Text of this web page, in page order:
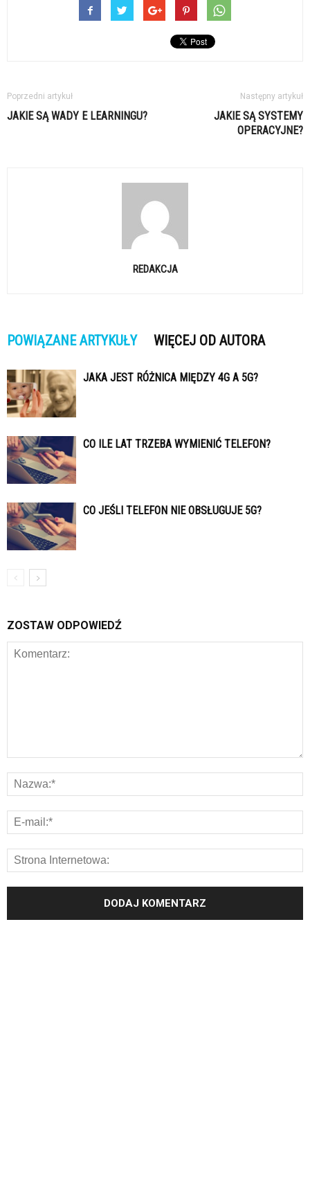
Poprzedni artykuł
JAKIE SĄ WADY E LEARNINGU?
Następny artykuł
JAKIE SĄ SYSTEMY
OPERACYJNE?
REDAKCJA
POWIĄZANE ARTYKUŁY WIĘCEJ OD AUTORA
JAKA JEST RÓŻNICA MIĘDZY 4G A 5G?
CO ILE LAT TRZEBA WYMIENIĆ TELEFON?
CO JEŚLI TELEFON NIE OBSŁUGUJE 5G?
ZOSTAW ODPOWIEDŹ